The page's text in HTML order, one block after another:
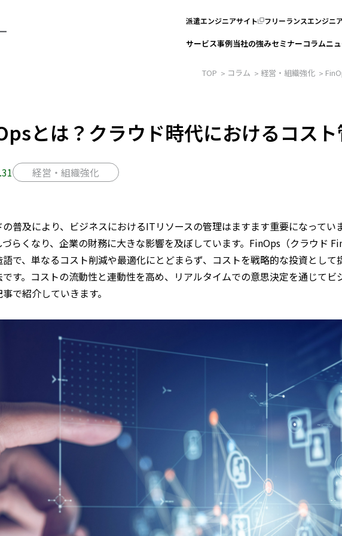
派遣エンジニアサイト フリーランスエンジニ
サービス事例当社の強みセミナーコラムニ
フリ
TOP コラム 経営・組織強化
とは？クラウド時代におけるコス
経営・組織強化
の普及により、ビジネスにおけるITリソースの管理はますます重要になって
らくなり、企業の財務に大きな影響を及ぼしています。FinOps（クラウド
語で、単なるコスト削減や最適化にとどまらず、コストを戦略的な投資とし
す。コストの流動性と連動性を高め、リアルタイムでの意思決定を通じて
で紹介していきます。